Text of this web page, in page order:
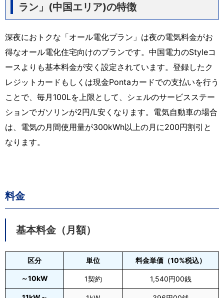
ラン」(中国エリア)の特徴
深夜におトクな「オール電化プラン」は夜の電気料金がお
得なオール電化住宅向けのプランです。中国電力のStyleコ
ースよりも基本料金が安く設定されています。登録したク
レジットカードもしくは現金Pontaカードでの支払いを行う
ことで、毎月100Lを上限として、シェルのサービスステー
ションでガソリンが2円/L安くなります。電気自動車の場合
は、電気の月間使用量が300kWh以上の月に200円割引と
なります。
料金
基本料金（月額）
区分 単位 料金単価（10%税込）
～10kW 1契約 1,540円00銭